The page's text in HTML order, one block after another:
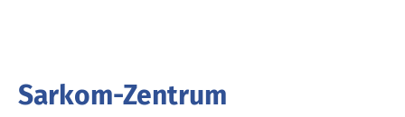
Sarkom-Zentrum